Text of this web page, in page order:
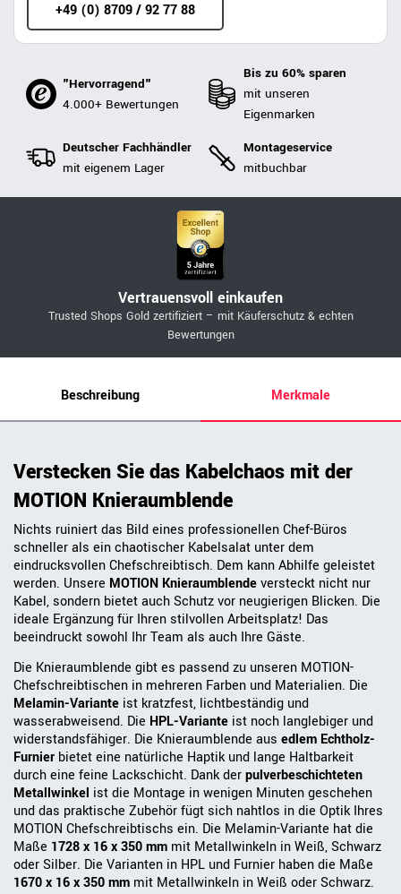
+49 (0) 8709 / 92 77 88
"Hervorragend"
4.000+ Bewertungen
Bis zu 60% sparen
mit unseren
Eigenmarken
Deutscher Fachhändler
mit eigenem Lager
Montageservice
mitbuchbar
Vertrauensvoll einkaufen
Trusted Shops Gold zertifiziert – mit Käuferschutz & echten
Bewertungen
Beschreibung Merkmale
Verstecken Sie das Kabelchaos mit der
MOTION Knieraumblende
Nichts ruiniert das Bild eines professionellen Chef-Büros
schneller als ein chaotischer Kabelsalat unter dem
eindrucksvollen Chefschreibtisch. Dem kann Abhilfe geleistet
werden. Unsere MOTION Knieraumblendeversteckt nicht nur
Kabel, sondern bietet auch Schutz vor neugierigen Blicken. Die
ideale Ergänzung für Ihren stilvollen Arbeitsplatz! Das
beeindruckt sowohl Ihr Team als auch Ihre Gäste.
Die Knieraumblende gibt es passend zu unseren MOTION-
Chefschreibtischen in mehreren Farben und Materialien. Die
Melamin-Variante ist kratzfest, lichtbeständig und
wasserabweisend. Die HPL-Variante ist noch langlebiger und
widerstandsfähiger. Die Knieraumblende aus edlem Echtholz-
Furnier bietet eine natürliche Haptik und lange Haltbarkeit
durch eine feine Lackschicht. Dank derpulverbeschichteten
Metallwinkel ist die Montage in wenigen Minuten geschehen
und das praktische Zubehör fügt sich nahtlos in die Optik Ihres
MOTION Chefschreibtischs ein. Die Melamin-Variante hat die
Maße 1728 x 16 x 350 mm mit Metallwinkeln in Weiß, Schwarz
oder Silber. Die Varianten in HPL und Furnier haben die Maße
1670 x 16 x 350 mm mit Metallwinkeln in Weiß oder Schwarz.